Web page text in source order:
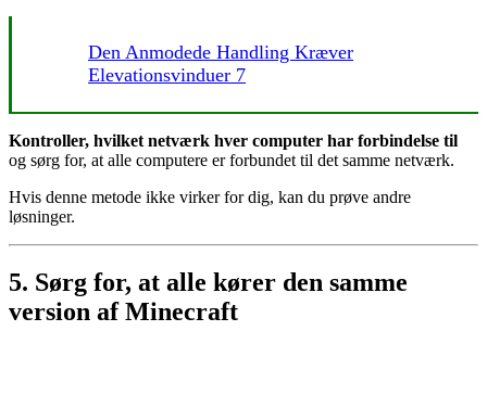
Den Anmodede Handling Kræver
Elevationsvinduer 7
Kontroller, hvilket netværk hver computer har forbindelse til
og sørg for, at alle computere er forbundet til det samme netværk.
Hvis denne metode ikke virker for dig, kan du prøve andre
løsninger.
5. Sørg for, at alle kører den samme
version af Minecraft